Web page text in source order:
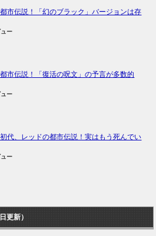
市伝説！「幻のブラック」バージョンは存
ー
都市伝説！「復活の呪文」の予言が多数的
ー
代、レッドの都市伝説！実はもう死んでい
ー
更新）